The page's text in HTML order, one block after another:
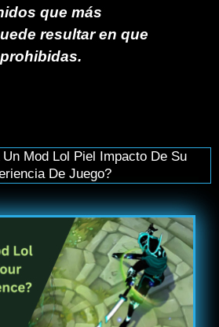
que más
resultar en que
Mod Lol Piel Impacto De Su
De Juego?